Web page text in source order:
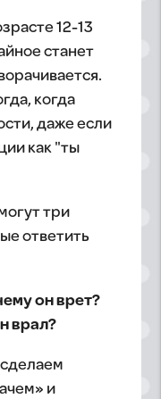
12-13
станет
когда
даже если
как "ты
три
ответить
он врет?
врал?
и